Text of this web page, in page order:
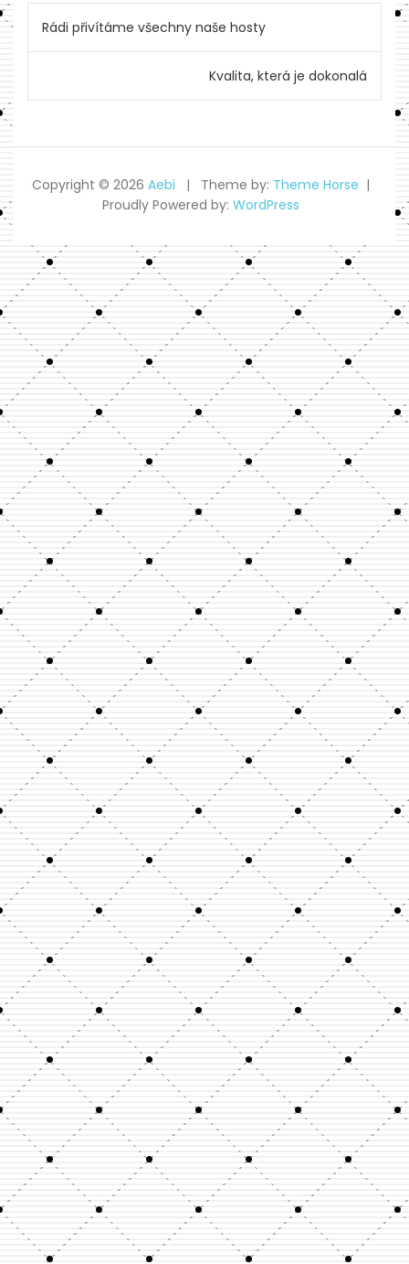
Navigace
pro
příspěvek
Rádi přivítáme všechny naše hosty
Kvalita, která je dokonalá
Copyright © 2026 Aebi Theme by: Theme Horse
Proudly Powered by: WordPress